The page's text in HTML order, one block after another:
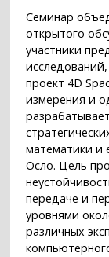
Семинар
открытого
участники
проект 4D
измерения и
математики и
Осло. Цель
передаче и
уровнями
различных